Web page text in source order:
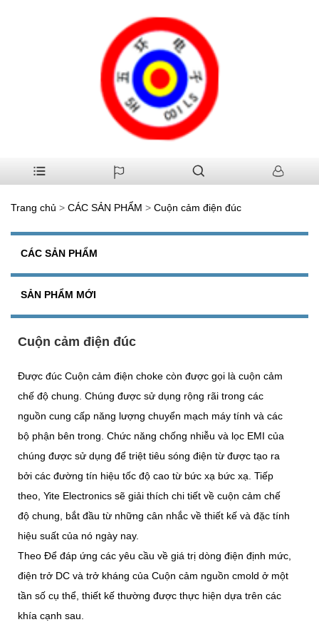
Trang chủ > CÁC SẢN PHẨM > Cuộn cảm điện đúc
CÁC SẢN PHẨM
SẢN PHẨM MỚI
Cuộn cảm điện đúc
Được đúc Cuộn cảm điện choke còn được gọi là cuộn cảm
chế độ chung. Chúng được sử dụng rộng rãi trong các
nguồn cung cấp năng lượng chuyển mạch máy tính và các
bộ phận bên trong. Chức năng chống nhiễu và lọc EMI của
chúng được sử dụng để triệt tiêu sóng điện từ được tạo ra
bởi các đường tín hiệu tốc độ cao từ bức xạ bức xạ. Tiếp
theo, Yite Electronics sẽ giải thích chi tiết về cuộn cảm chế
độ chung, bắt đầu từ những cân nhắc về thiết kế và đặc tính
hiệu suất của nó ngày nay.
Theo Để đáp ứng các yêu cầu về giá trị dòng điện định mức,
điện trở DC và trở kháng của Cuộn cảm nguồn cmold ở một
tần số cụ thể, thiết kế thường được thực hiện dựa trên các
khía cạnh sau.